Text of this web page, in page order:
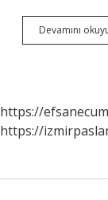
Devamını
https://
https://